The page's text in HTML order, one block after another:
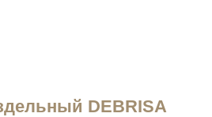
DEBRISA